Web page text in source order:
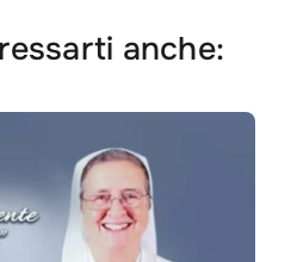
anche: